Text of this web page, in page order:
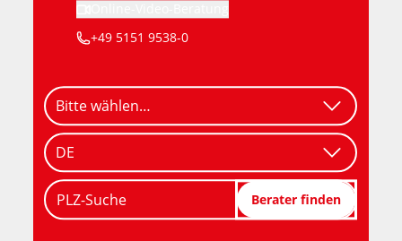
PLZ-Suche Berater finden
+49 5151 9538-0